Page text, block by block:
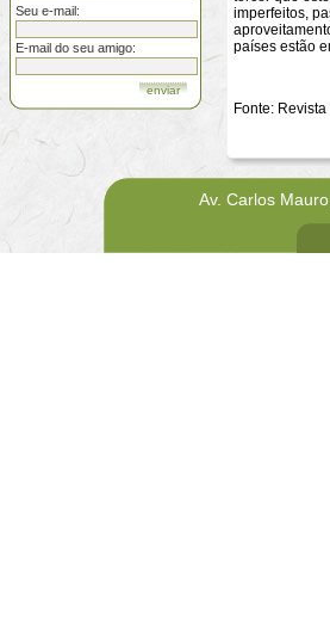
Seu e-mail:
E-mail do seu amigo:
imperfeitos,
países estão
Fonte:
Av. Carlos